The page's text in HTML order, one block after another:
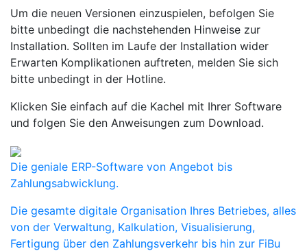
Um die neuen Versionen einzuspielen, befolgen Sie
bitte unbedingt die nachstehenden Hinweise zur
Installation. Sollten im Laufe der Installation wider
Erwarten Komplikationen auftreten, melden Sie sich
bitte unbedingt in der Hotline.
Klicken Sie einfach auf die Kachel mit Ihrer Software
und folgen Sie den Anweisungen zum Download.
Die geniale ERP-Software von Angebot bis
Zahlungsabwicklung.
Die gesamte digitale Organisation Ihres Betriebes, alles
von der Verwaltung, Kalkulation, Visualisierung,
Fertigung über den Zahlungsverkehr bis hin zur FiBu